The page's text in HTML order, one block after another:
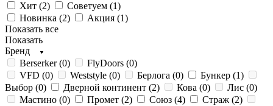
Хит (2) Советуем (1)
Новинка (2) Акция (1)
Показать все
Показать
Бренд
Berserker (0) FlyDoors (0)
VFD (0) Weststyle (0) Берлога (0) Бункер (1)
Выбор (0) Дверной континент (2) Кова (0) Лис (0)
Мастино (0) Промет (2) Союз (4) Страж (2)